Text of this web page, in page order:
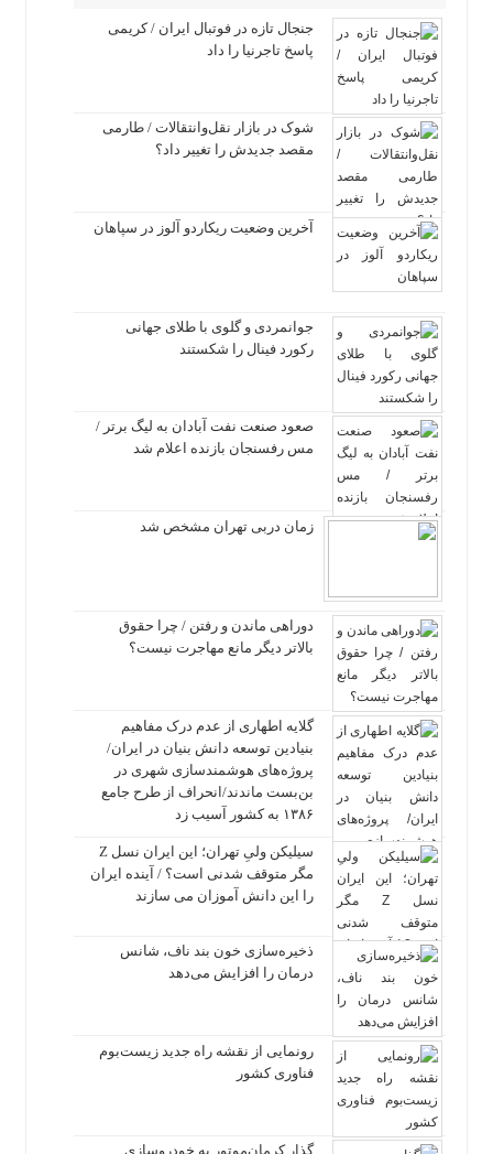
جنجال تازه در فوتبال ایران / کریمی
پاسخ تاجرنیا را داد
شوک در بازار نقل‌وانتقالات / طارمی
مقصد جدیدش را تغییر داد؟
آخرین وضعیت ریکاردو آلوز در سپاهان
جوانمردی و گلوی با طلای جهانی
رکورد فینال را شکستند
صعود صنعت نفت آبادان به لیگ برتر /
مس رفسنجان بازنده اعلام شد
زمان دربی تهران مشخص شد
دوراهی ماندن و رفتن / چرا حقوق
بالاتر دیگر مانع مهاجرت نیست؟
گلایه اطهاری از عدم درک مفاهیم
بنیادین توسعه دانش بنیان در ایران/
پروژه‌های هوشمندسازی شهری در
بن‌بست ماندند/انحراف از طرح جامع
۱۳۸۶ به کشور آسیب زد
سیلیکن ولیِ تهران؛ این ایران نسل Z
مگر متوقف شدنی است؟ / آینده ایران
را این دانش آموزان می سازند
ذخیره‌سازی خون بند ناف، شانس
درمان را افزایش می‌دهد
رونمایی از نقشه راه جدید زیست‌بوم
فناوری کشور
گذار کرمان‌موتور به خودروسازی